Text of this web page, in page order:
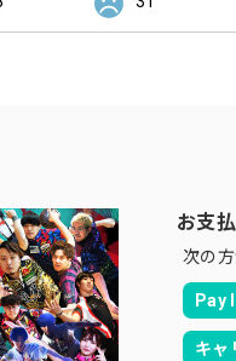
お支
次の
Pay
キャ